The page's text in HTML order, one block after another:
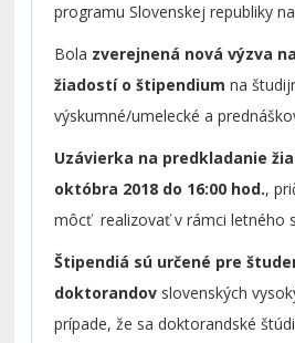
programu Slovenskej republiky
Bola zverejnená nová výzva
žiadostí o štipendium na
výskumné/umelecké a
semestri akademického roka
Uzávierka na predkladanie
októbra 2018 do 16:00 hod.,
môcť realizovať v rámci letného
akademického roka 2018/2019.
možno aktuálne predkladať on-
na
www.stipendia.sk , resp.
Štipendiá sú určené pre
doktorandov slovenských
prípade, že sa doktorandské